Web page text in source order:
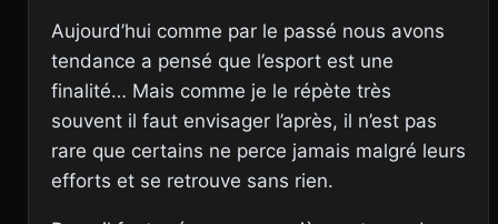
Aujourd’hui comme par le passé nous avons
tendance a pensé que l’esport est une
finalité… Mais comme je le répète très
souvent il faut envisager l’après, il n’est pas
rare que certains ne perce jamais malgré leurs
efforts et se retrouve sans rien.